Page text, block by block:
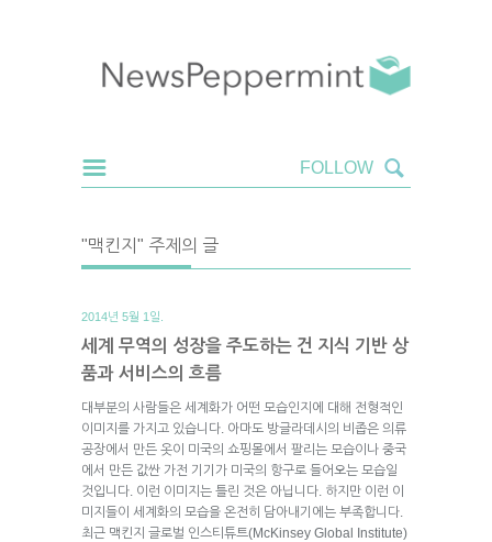
"맥킨지" 주제의 글
2014년 5월 1일.
세계 무역의 성장을 주도하는 건 지식 기반 상
품과 서비스의 흐름
대부분의 사람들은 세계화가 어떤 모습인지에 대해 전형적인
이미지를 가지고 있습니다. 아마도 방글라데시의 비좁은 의류
공장에서 만든 옷이 미국의 쇼핑몰에서 팔리는 모습이나 중국
에서 만든 값싼 가전 기기가 미국의 항구로 들어오는 모습일
것입니다. 이런 이미지는 틀린 것은 아닙니다. 하지만 이런 이
미지들이 세계화의 모습을 온전히 담아내기에는 부족합니다.
최근 맥킨지 글로벌 인스티튜트(McKinsey Global Institute)